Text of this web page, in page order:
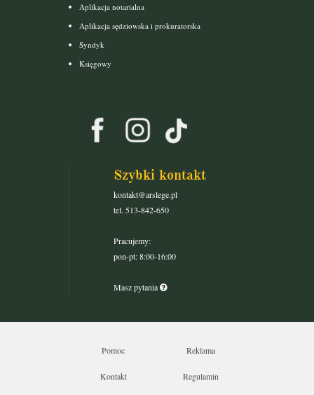
Aplikacja notarialna
Aplikacja sędziowska i prokuratorska
Syndyk
Księgowy
Szybki kontakt
kontakt@arslege.pl
tel. 513-842-650
Pracujemy:
pon-pt: 8:00-16:00
Masz pytania
Pomoc Reklama
Kontakt Regulamin